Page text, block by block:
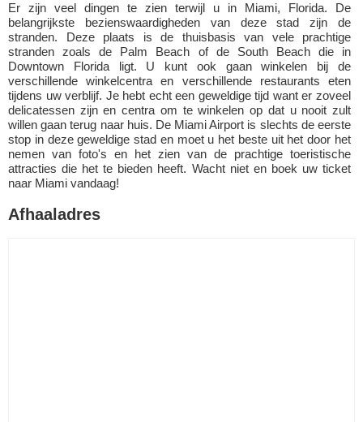
Er zijn veel dingen te zien terwijl u in Miami, Florida. De
belangrijkste bezienswaardigheden van deze stad zijn de
stranden. Deze plaats is de thuisbasis van vele prachtige
stranden zoals de Palm Beach of de South Beach die in
Downtown Florida ligt. U kunt ook gaan winkelen bij de
verschillende winkelcentra en verschillende restaurants eten
tijdens uw verblijf. Je hebt echt een geweldige tijd want er zoveel
delicatessen zijn en centra om te winkelen op dat u nooit zult
willen gaan terug naar huis. De Miami Airport is slechts de eerste
stop in deze geweldige stad en moet u het beste uit het door het
nemen van foto's en het zien van de prachtige toeristische
attracties die het te bieden heeft. Wacht niet en boek uw ticket
naar Miami vandaag!
Afhaaladres